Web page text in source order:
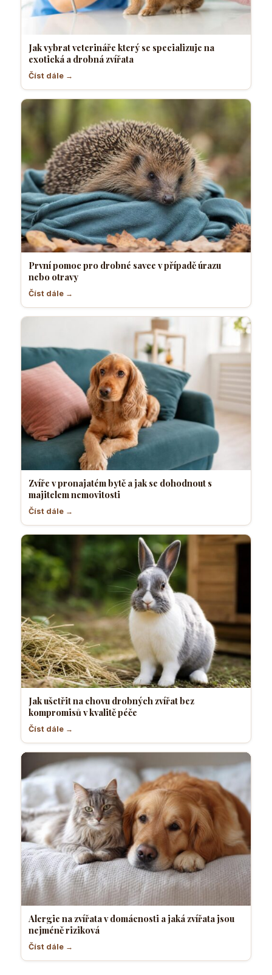
Jak vybrat veterináře který se specializuje na
exotická a drobná zvířata
Číst dále →
První pomoc pro drobné savce v případě úrazu
nebo otravy
Číst dále →
Zvíře v pronajatém bytě a jak se dohodnout s
majitelem nemovitosti
Číst dále →
Jak ušetřit na chovu drobných zvířat bez
kompromisů v kvalitě péče
Číst dále →
Alergie na zvířata v domácnosti a jaká zvířata jsou
nejméně riziková
Číst dále →